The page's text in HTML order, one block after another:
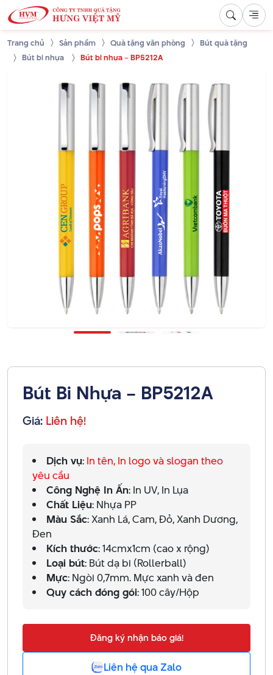
Trang chủ Sản phẩm Quà tặng văn phòng
Bút quà tặng
Bút bi nhựa
Bút bi nhựa – BP5212A
Bút Bi Nhựa – BP5212A
Giá: Liên hệ!
Dịch vụ: In tên, In logo và slogan theo
yêu cầu
Công Nghệ In Ấn: In UV, In Lụa
Chất Liệu: Nhựa PP
Màu Sắc: Xanh Lá, Cam, Đỏ, Xanh Dương,
Đen
Kích thước: 14cmx1cm (cao x rộng)
Loại bút: Bút dạ bi (Rollerball)
Mực: Ngòi 0,7mm. Mực xanh và đen
Quy cách đóng gói: 100 cây/Hộp
Đăng ký nhận báo giá!
Liên hệ qua Zalo